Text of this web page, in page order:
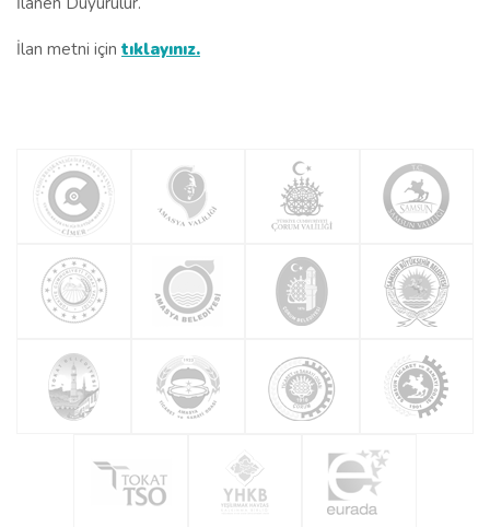
İlan metni için tıklayınız.